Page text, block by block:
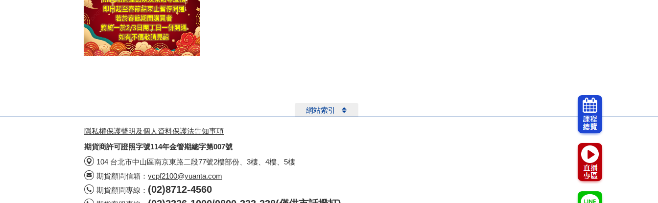
網站索引
隱私權保護聲明及個人資料保護法告知事項
期貨商許可證照字號114年金管期總字第007號
104 台北市中山區南京東路二段77號2樓部份、3樓、4樓、5樓
期貨顧問信箱： ycpf2100@yuanta.com
期貨顧問專線： (02)8712-4560